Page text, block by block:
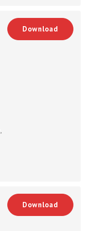
Download
Download